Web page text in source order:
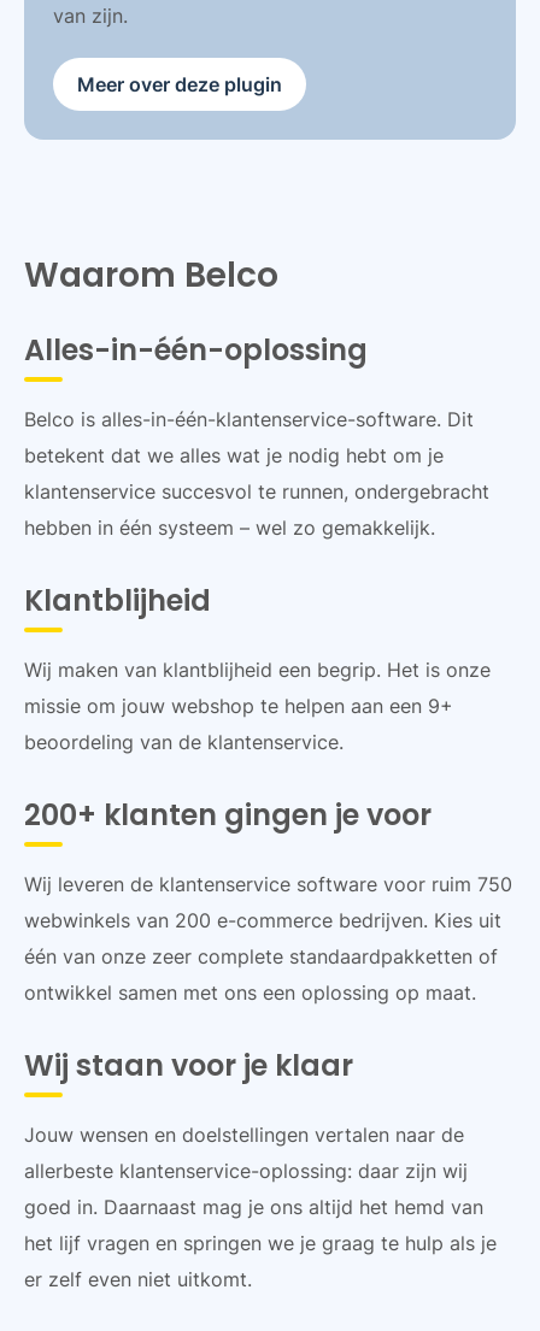
van zijn.
Meer over deze plugin
Waarom Belco
Alles-in-één-oplossing
Belco is alles-in-één-klantenservice-software. Dit
betekent dat we alles wat je nodig hebt om je
klantenservice succesvol te runnen, ondergebracht
hebben in één systeem – wel zo gemakkelijk.
Klantblijheid
Wij maken van klantblijheid een begrip. Het is onze
missie om jouw webshop te helpen aan een 9+
beoordeling van de klantenservice.
200+ klanten gingen je voor
Wij leveren de klantenservice software voor ruim 750
webwinkels van 200 e-commerce bedrijven. Kies uit
één van onze zeer complete standaardpakketten of
ontwikkel samen met ons een oplossing op maat.
Wij staan voor je klaar
Jouw wensen en doelstellingen vertalen naar de
allerbeste klantenservice-oplossing: daar zijn wij
goed in. Daarnaast mag je ons altijd het hemd van
het lijf vragen en springen we je graag te hulp als je
er zelf even niet uitkomt.